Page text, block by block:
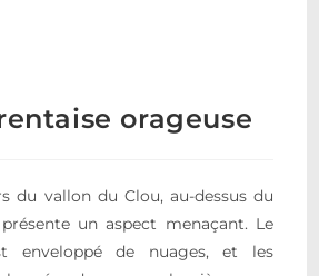
orageuse
du vallon du Clou, au-dessus du
un aspect menaçant. Le
enveloppé de nuages, et les